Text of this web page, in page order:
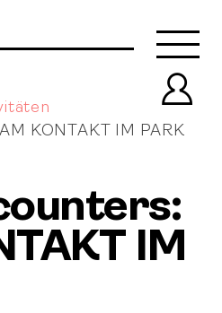
KONTAKT IM PARK
IM